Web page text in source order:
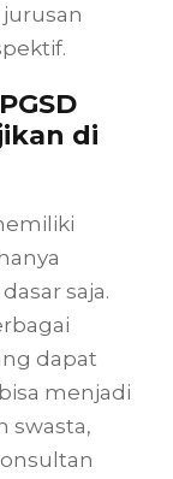
di
saja.
dapat
menjadi
swasta,